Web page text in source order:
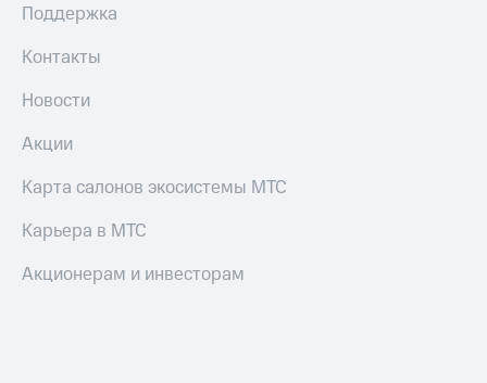
Поддержка
Контакты
Новости
Акции
Карта салонов экосистемы МТС
Карьера в МТС
Акционерам и инвесторам